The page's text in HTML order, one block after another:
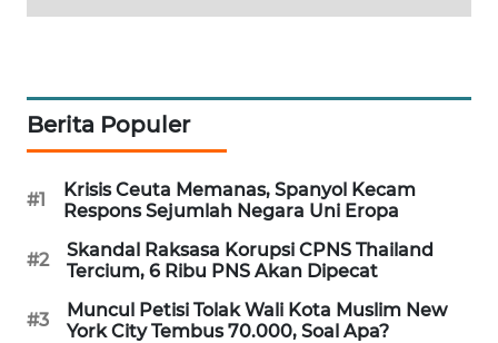
Berita Populer
#1
Krisis Ceuta Memanas, Spanyol Kecam
Respons Sejumlah Negara Uni Eropa
#2
Skandal Raksasa Korupsi CPNS Thailand
Tercium, 6 Ribu PNS Akan Dipecat
#3
Muncul Petisi Tolak Wali Kota Muslim New
York City Tembus 70.000, Soal Apa?
MAWAKA
ID
MARTABAT
WATCH